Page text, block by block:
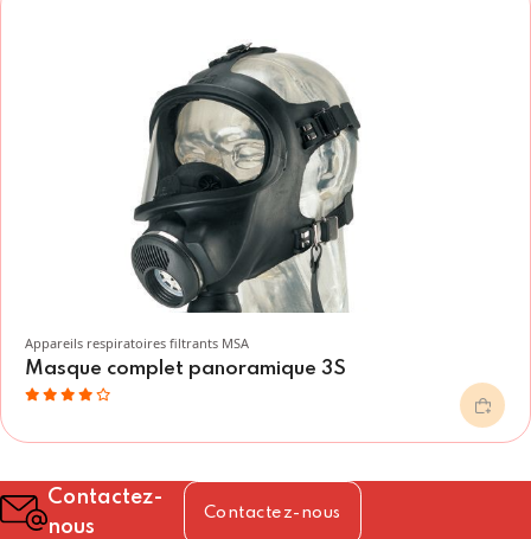
Appareils respiratoires filtrants MSA
Masque complet panoramique 3S
Contactez-
nous
Contactez-nous